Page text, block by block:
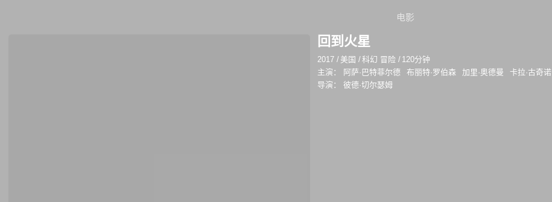
电影
回到火星
2017 / 美国 /科幻 冒险 / 120分钟
主演：
阿萨·巴特菲尔德 布丽特·罗伯森 加里·奥德曼 卡拉·古奇诺
导演：
彼德·切尔瑟姆